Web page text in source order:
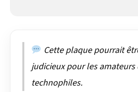
aspirante
vendue
la plaque
Cette plaque pourrait
judicieux pour les amateurs
technophiles.